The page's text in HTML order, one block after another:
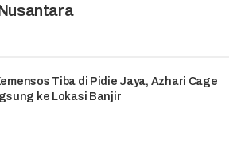
Tiba di Pidie Jaya, Azhari Cage
ke Lokasi Banjir